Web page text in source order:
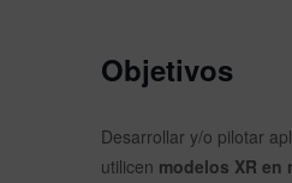
Objetivos
Desarrollar y/o pilotar
utilicen modelos XR en